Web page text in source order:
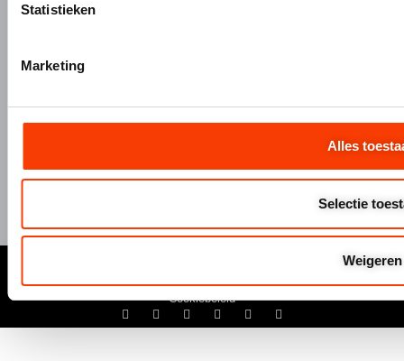
Statistieken
Marketing
Alles
Selectie
Weigeren
info@hermeta.nl
1e Industrieweg 1 4147 CR Asperen
Privacyverklaring
Cookiebeleid